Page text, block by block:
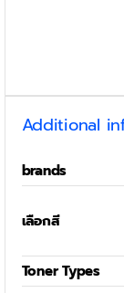
Additional
brands
เลือกสี
Toner Types